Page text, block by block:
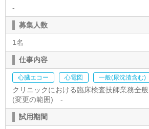
-
募集人数
1名
仕事内容
心臓エコー 心電図 一般(尿沈渣含む)
クリニックにおける臨床検査技師業務全般
(変更の範囲) -
試用期間